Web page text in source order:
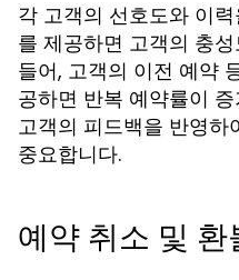
각 고객의 선호도와 이
를 제공하면 고객의 충
들어, 고객의 이전 예약
공하면 반복 예약률이
고객의 피드백을 반영하
중요합니다.
예약 취소 및 환